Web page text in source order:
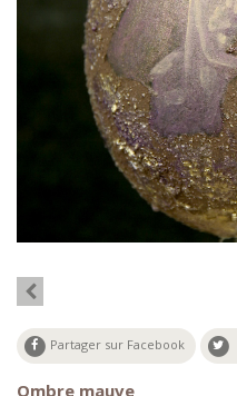
Partager sur Facebook
Ombre mauve